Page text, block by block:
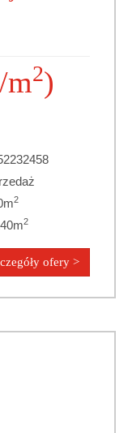
m2)
2
2
ofery >